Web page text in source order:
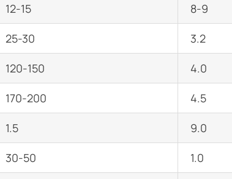
12-15 8-9
25-30 3.2
120-150 4.0
170-200 4.5
1.5 9.0
30-50 1.0